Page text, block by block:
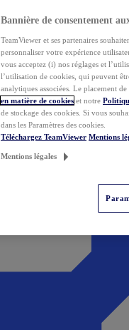
Bannière de consentement
TeamViewer et ses partenaires
personnaliser votre expérience
vous acceptez (i) nos réglages et
l’utilisation de cookies, qui peuvent
analytiques associées. Le placement
en matière de cookies et notre
de stockage des cookies. Si vous
dans les Paramètres des cookies.
Téléchargez TeamViewer Mentions
Mentions légales